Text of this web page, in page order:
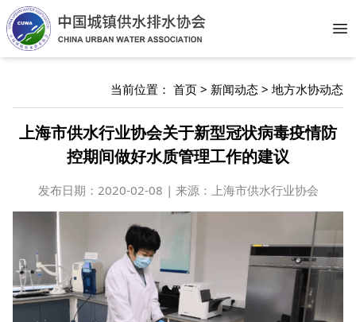
当前位置： 首页 > 新闻动态 > 地方水协动态
上海市供水行业协会关于新型冠状病毒疫情防
控期间做好水质管理工作的建议
发布日期： 2020-02-08 | 来源：上海市供水行业协会